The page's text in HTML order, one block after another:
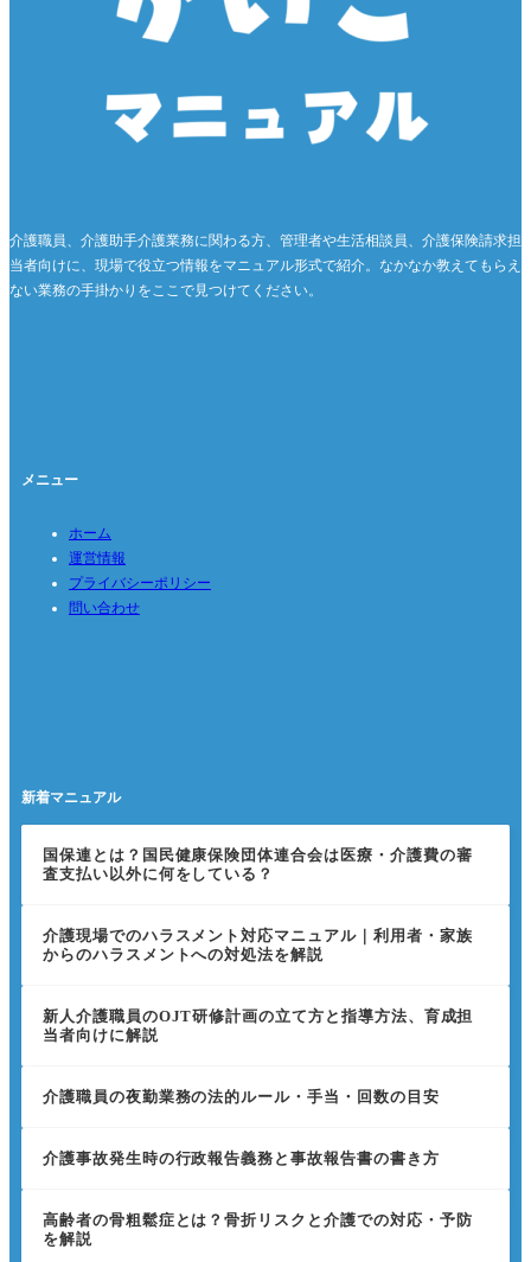
介護職員、介護助手介護業務に関わる方、管理者や生活相談員、介護保険請求担
当者向けに、現場で役立つ情報をマニュアル形式で紹介。なかなか教えてもらえ
ない業務の手掛かりをここで見つけてください。
メニュー
ホーム
運営情報
プライバシーポリシー
問い合わせ
新着マニュアル
国保連とは？国民健康保険団体連合会は医療・介護費の審
査支払い以外に何をしている？
介護現場でのハラスメント対応マニュアル｜利用者・家族
からのハラスメントへの対処法を解説
新人介護職員のOJT研修計画の立て方と指導方法、育成担
当者向けに解説
介護職員の夜勤業務の法的ルール・手当・回数の目安
介護事故発生時の行政報告義務と事故報告書の書き方
高齢者の骨粗鬆症とは？骨折リスクと介護での対応・予防
を解説